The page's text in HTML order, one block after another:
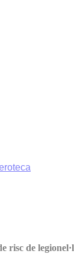
risc de